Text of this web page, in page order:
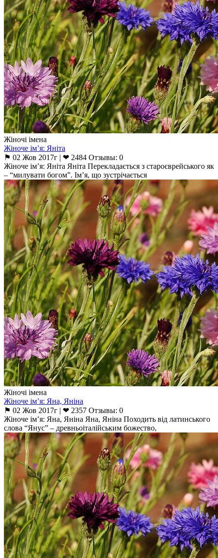
Жіночі імена
Жіноче ім’я: Яніта
⚑ 02 Жов 2017г | ❤ 2484 Отзывы: 0
Жіноче ім’я: Яніта Яніта Перекладається з староєврейського як
– “милувати богом”. Ім’я, що зустрічається
Жіночі імена
Жіноче ім’я: Яна, Яніна
⚑ 02 Жов 2017г | ❤ 2357 Отзывы: 0
Жіноче ім’я: Яна, Яніна Яна, Яніна Походить від латинського
слова “Янус” – древньоіталійським божество,